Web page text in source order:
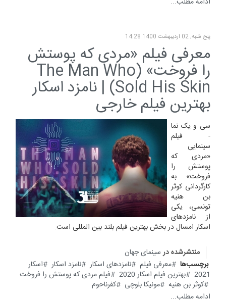
پنج شنبه, 02 ارديبهشت 1400 14:28
معرفی فیلم «مردی که پوستش
را فروخت» (The Man Who
Sold His Skin) | نامزد اسکار
بهترین فیلم خارجی
سی و یک نما
- فیلم
سینمایی
«مردی که
پوستش را
فروخت» به
کارگردانی کوثر
بن هنیه
تونسی، یکی
از نامزدهای
اسکار امسال در بخش بهترین فیلم بلند بین المللی است.
منتشرشده در سینمای جهان
برچسب‌ها
معرفی فیلم نامزدهای اسکار نامزد اسکار
اسکار
2021
بهترین فیلم اسکار 2020
فیلم مردی که پوستش را فروخت
کوثر بن هنیه
مونیکا بلوچی
کفرناحوم
ادامه مطلب...